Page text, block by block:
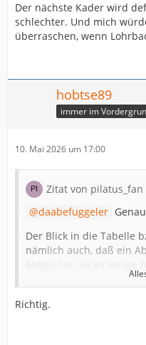
Der nächste Kader wird
schlechter. Und mich
überraschen, wenn
hobtse89
immer im
10. Mai 2026 um 17:00
Zitat von pilatus_fan
daabefuggeler
Der Blick in die Tabelle
nämlich auch, daß ein
Vielleicht zeigen sich
bestmöglichen Seite,
Richtig.